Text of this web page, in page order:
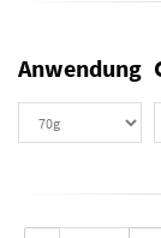
Anwendung